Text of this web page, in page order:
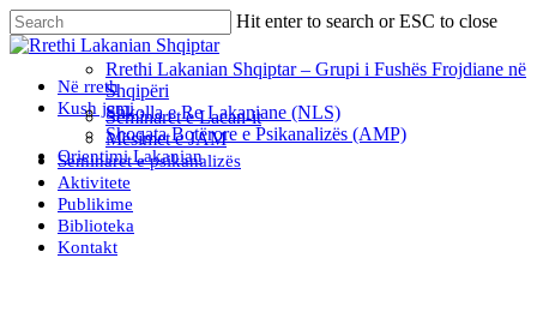
Skip
to
content
Hit enter to search or ESC to close
Close
Menu
Në rreth
Kush jemi
Rrethi Lakanian Shqiptar – Grupi i Fushës Frojdiane në
Shqipëri
Shkolla e Re Lakaniane (NLS)
Shoqata Botërore e Psikanalizës (AMP)
Orientimi Lakanian
Seminaret e Lacan-it
Mësimet e JAM
Seminaret e psikanalizës
Aktivitete
Publikime
Biblioteka
Kontakt